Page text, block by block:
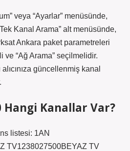
veya “Ayarlar” menüsünde,
Kanal Arama” alt menüsünde,
Ankara paket parametreleri
“Ağ Arama” seçilmelidir.
güncellenmiş kanal
Hangi Kanallar Var?
listesi: 1AN
TV1238027500BEYAZ TV